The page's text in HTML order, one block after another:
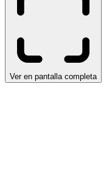
Ver en pantalla completa